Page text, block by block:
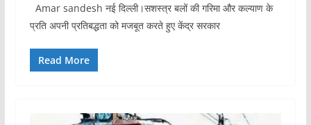
Amar sandesh नई दिल्ली।सशस्त्र बलों की गरिमा और कल्याण के
प्रति अपनी प्रतिबद्धता को मजबूत करते हुए केंद्र सरकार
Read More